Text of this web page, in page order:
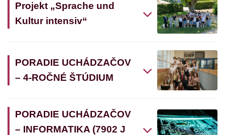
Projekt „Sprache und
Kultur intensiv“
PORADIE UCHÁDZAČOV
– 4-ROČNÉ ŠTÚDIUM
PORADIE UCHÁDZAČOV
– INFORMATIKA (7902 J